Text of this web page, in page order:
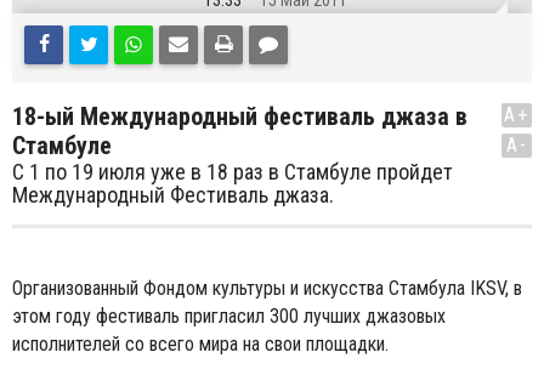
18-ый Международный фестиваль джаза в
Стамбуле
С 1 по 19 июля уже в 18 раз в Стамбуле пройдет
Международный Фестиваль джаза.
A+
A-
Организованный Фондом культуры и искусства Стамбула IKSV, в
этом году фестиваль пригласил 300 лучших джазовых
исполнителей со всего мира на свои площадки.